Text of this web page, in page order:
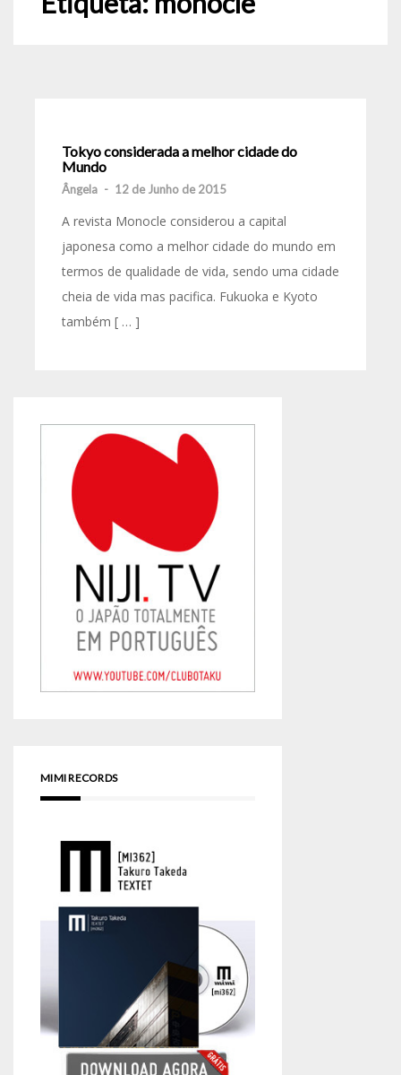
Tokyo considerada a melhor cidade do
Mundo
Ângela - 12 de Junho de 2015
A revista Monocle considerou a capital
japonesa como a melhor cidade do mundo em
termos de qualidade de vida, sendo uma cidade
cheia de vida mas pacifica. Fukuoka e Kyoto
também [ … ]
MIMI RECORDS